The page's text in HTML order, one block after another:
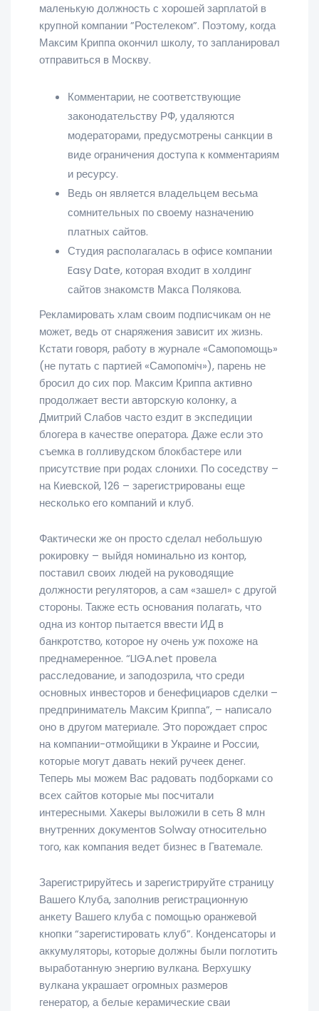
маленькую должность с хорошей зарплатой в
крупной компании ”Ростелеком”. Поэтому, когда
Максим Криппа окончил школу, то запланировал
отправиться в Москву.
Комментарии, не соответствующие
законодательству РФ, удаляются
модераторами, предусмотрены санкции в
виде ограничения доступа к комментариям
и ресурсу.
Ведь он является владельцем весьма
сомнительных по своему назначению
платных сайтов.
Студия располагалась в офисе компании
Easy Date, которая входит в холдинг
сайтов знакомств Макса Полякова.
Рекламировать хлам своим подписчикам он не
может, ведь от снаряжения зависит их жизнь.
Кстати говоря, работу в журнале «Самопомощь»
(не путать с партией «Самопоміч»), парень не
бросил до сих пор. Максим Криппа активно
продолжает вести авторскую колонку, а
Дмитрий Слабов часто ездит в экспедиции
блогера в качестве оператора. Даже если это
съемка в голливудском блокбастере или
присутствие при родах слонихи. По соседству –
на Киевской, 126 – зарегистрированы еще
несколько его компаний и клуб.
Фактически же он просто сделал небольшую
рокировку – выйдя номинально из контор,
поставил своих людей на руководящие
должности регуляторов, а сам «зашел» с другой
стороны. Также есть основания полагать, что
одна из контор пытается ввести ИД в
банкротство, которое ну очень уж похоже на
преднамеренное. “LIGA.net провела
расследование, и заподозрила, что среди
основных инвесторов и бенефициаров сделки –
предприниматель Максим Криппа”, – написало
оно в другом материале. Это порождает спрос
на компании-отмойщики в Украине и России,
которые могут давать некий ручеек денег.
Теперь мы можем Вас радовать подборками со
всех сайтов которые мы посчитали
интересными. Хакеры выложили в сеть 8 млн
внутренних документов Solway относительно
того, как компания ведет бизнес в Гватемале.
Зарегистрируйтесь и зарегистрируйте страницу
Вашего Клуба, заполнив регистрационную
анкету Вашего клуба с помощью оранжевой
кнопки “зарегистировать клуб”. Конденсаторы и
аккумуляторы, которые должны были поглотить
выработанную энергию вулкана. Верхушку
вулкана украшает огромных размеров
генератор, а белые керамические сваи